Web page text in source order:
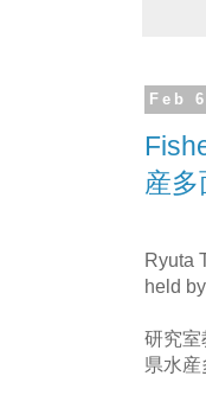
Feb
産
Ryuta
held
研究室
県水